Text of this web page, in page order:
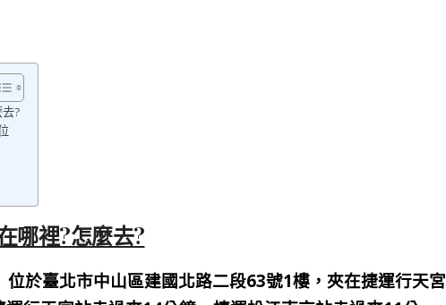
?
哪裡?怎麼去?
位於臺北市中山區建國北路二段63號1樓，夾在捷運行天宮